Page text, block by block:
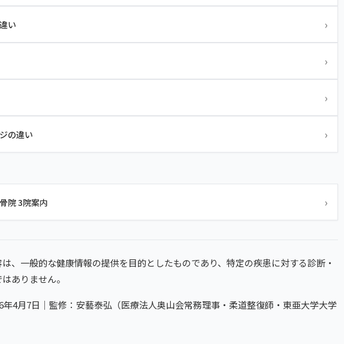
い ›
›
›
の違い ›
院 3院案内 ›
、一般的な健康情報の提供を目的としたものであり、特定の疾患に対する診断・
ありません。
年4月7日｜監修：安藝泰弘（医療法人奥山会常務理事・柔道整復師・東亜大学大学